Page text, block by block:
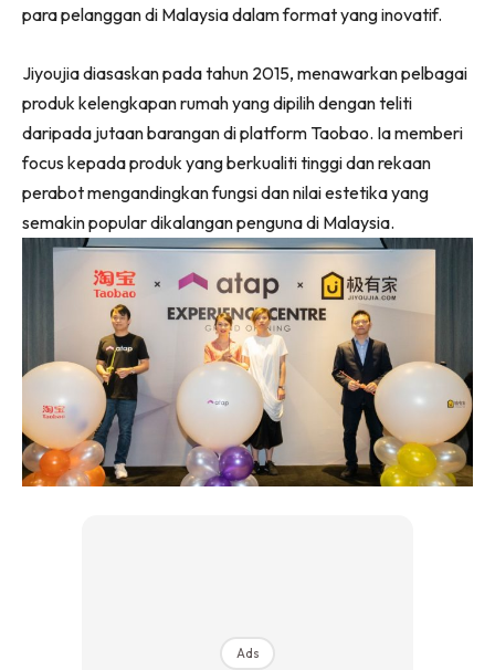
Video
Beli Di Mana
Buat Sendiri
Ilham Impiana
Ilham Impiana 360
Ilham Impiana Inspirasi Selebriti
Impiana TV
Casa Impiana
Impiana MakeOver
Lahar Dekor
Sembang Dekor
Sembang Laman
Tip Impiana
Tip Laman
para pelanggan di Malaysia dalam format yang inovatif.
Jiyoujia diasaskan pada tahun 2015, menawarkan pelbagai
produk kelengkapan rumah yang dipilih dengan teliti
daripada jutaan barangan di platform Taobao. Ia memberi
focus kepada produk yang berkualiti tinggi dan rekaan
perabot mengandingkan fungsi dan nilai estetika yang
semakin popular dikalangan penguna di Malaysia.
Ads